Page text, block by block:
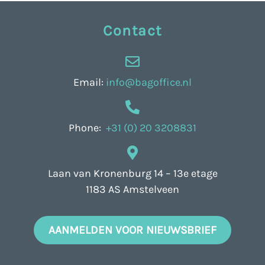
Contact
Email: info@bagoffice.nl
Phone: +31 (0) 20 3208831
Laan van Kronenburg 14 – 13e etage
1183 AS Amstelveen
AANMELDEN VOOR NIEUWSBRIEF